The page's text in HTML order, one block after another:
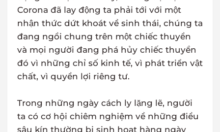
Corona đã lay động ta phải tới với một
nhận thức dứt khoát về sinh thái, chúng ta
đang ngồi chung trên một chiếc thuyền
và mọi người đang phá hủy chiếc thuyền
đó vì những chỉ số kinh tế, vì phát triển vật
chất, vì quyền lợi riêng tư.
Trong những ngày cách ly lặng lẽ, người
ta có cơ hội chiêm nghiệm về những điều
sâu kín thường bị sinh hoạt hàng ngày